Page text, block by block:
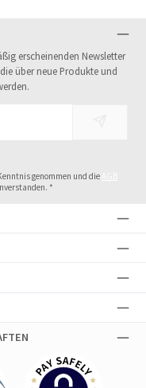
erscheinenden Newsletter
über neue Produkte und
genommen und die
*